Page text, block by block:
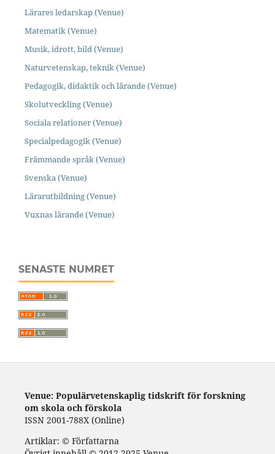
Lärares ledarskap (Venue)
Matematik (Venue)
Musik, idrott, bild (Venue)
Naturvetenskap, teknik (Venue)
Pedagogik, didaktik och lärande (Venue)
Skolutveckling (Venue)
Sociala relationer (Venue)
Specialpedagogik (Venue)
Främmande språk (Venue)
Svenska (Venue)
Lärarutbildning (Venue)
Vuxnas lärande (Venue)
SENASTE NUMRET
Venue: Populärvetenskaplig tidskrift för forskning
om skola och förskola
ISSN 2001-788X (Online)
Artiklar: © Författarna